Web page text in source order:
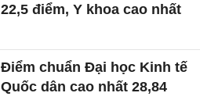
22,5 điểm, Y khoa cao nhất
Điểm chuẩn Đại học Kinh tế
Quốc dân cao nhất 28,84